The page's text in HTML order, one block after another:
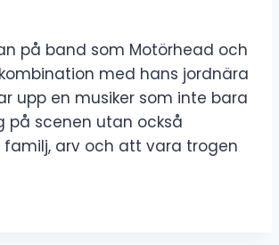
på band som Motörhead och
med hans jordnära
upp en musiker som inte bara
på scenen utan också
arv och att vara trogen